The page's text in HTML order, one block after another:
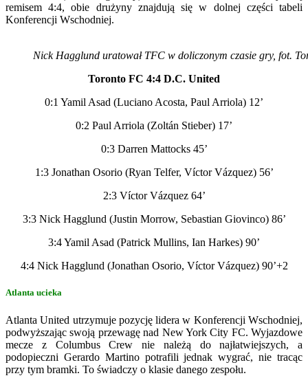
remisem 4:4, obie drużyny znajdują się w dolnej części tabeli
Konferencji Wschodniej.
Nick Hagglund uratował TFC w doliczonym czasie gry, fot.
Toronto FC 4:4 D.C. United
0:1 Yamil Asad (Luciano Acosta, Paul Arriola) 12’
0:2 Paul Arriola (Zoltán Stieber) 17’
0:3 Darren Mattocks 45’
1:3 Jonathan Osorio (Ryan Telfer, Víctor Vázquez) 56’
2:3 Víctor Vázquez 64’
3:3 Nick Hagglund (Justin Morrow, Sebastian Giovinco) 86’
3:4 Yamil Asad (Patrick Mullins, Ian Harkes) 90’
4:4 Nick Hagglund (Jonathan Osorio, Víctor Vázquez) 90’+2
Atlanta ucieka
Atlanta United utrzymuje pozycję lidera w Konferencji Wschodniej,
podwyższając swoją przewagę nad New York City FC. Wyjazdowe
mecze z Columbus Crew nie należą do najłatwiejszych, a
podopieczni Gerardo Martino potrafili jednak wygrać, nie tracąc
przy tym bramki. To świadczy o klasie danego zespołu.